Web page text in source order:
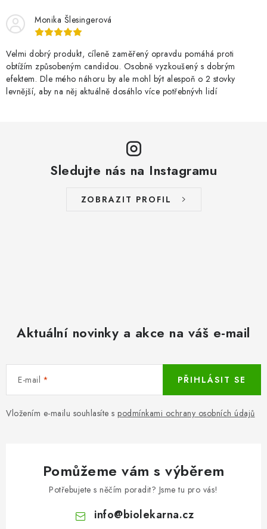
Monika Šlesingerová
Velmi dobrý produkt, cíleně zaměřený opravdu pomáhá proti
obtížím způsobeným candidou. Osobně vyzkoušený s dobrým
efektem. Dle mého náhoru by ale mohl být alespoň o 2 stovky
levnější, aby na něj aktuálně dosáhlo více potřebnývh lidí
Sledujte nás na Instagramu
ZOBRAZIT PROFIL
Aktuální novinky a akce na váš e-mail
E-mail
Vložením e-mailu souhlasíte s podmínkami ochrany osobních údajů
PŘIHLÁSIT SE
Pomůžeme vám s výběrem
Potřebujete s něčím poradit? Jsme tu pro vás!
info@biolekarna.cz